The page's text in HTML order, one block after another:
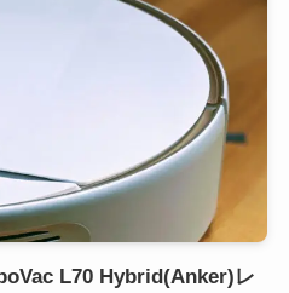
L70 Hybrid(Anker)レ